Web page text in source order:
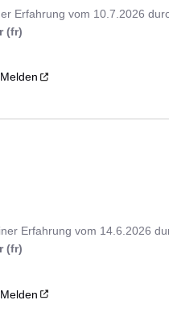
Erfahrung vom 10.7.2026
(fr)
Melden
Erfahrung vom 14.6.2026
(fr)
Melden